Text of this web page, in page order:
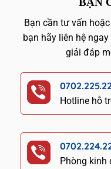
Bạn cần tư vấn
bạn hãy liên hệ
giải đáp
Hotline hỗ
Phòng kinh